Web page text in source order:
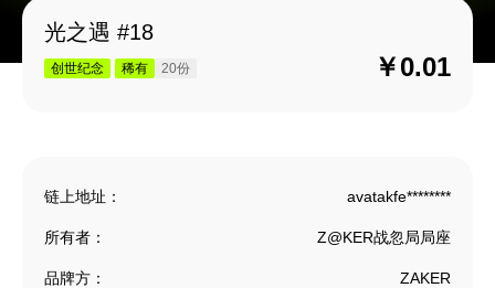
光之遇 #18
创世纪念 稀有 20份 ￥0.01
链上地址： avatakfe********
所有者： Z@KER战忽局局座
品牌方： ZAKER